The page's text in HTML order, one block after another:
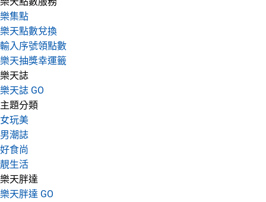
樂集點
樂天點數兌換
輸入序號領點數
樂天抽獎幸運籤
樂天誌
樂天誌 GO
主題分類
女玩美
男潮誌
好食尚
靚生活
樂天胖達
樂天胖達 GO